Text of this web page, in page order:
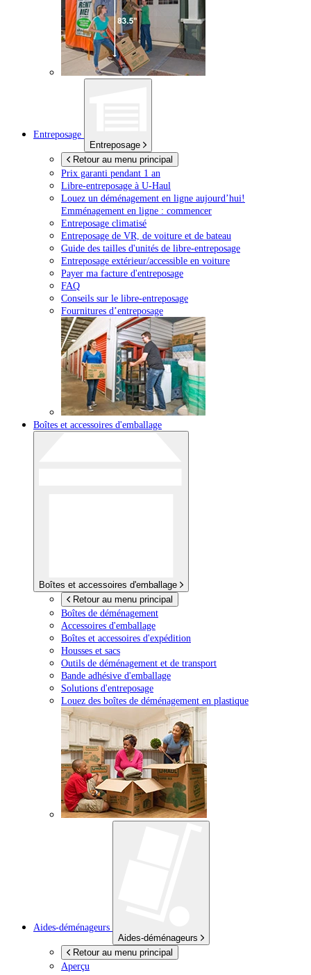
Entreposage
Entreposage
Retour au menu principal
Prix garanti pendant 1 an
Libre-entreposage à U-Haul
Louez un déménagement en ligne aujourd’hui!
Emménagement en ligne : commencer
Entreposage climatisé
Entreposage de VR, de voiture et de bateau
Guide des tailles d'unités de libre-entreposage
Entreposage extérieur/accessible en voiture
Payer ma facture d'entreposage
FAQ
Conseils sur le libre-entreposage
Fournitures d’entreposage
Boîtes et accessoires d'emballage
Boîtes et accessoires d'emballage
Retour au menu principal
Boîtes de déménagement
Accessoires d'emballage
Boîtes et accessoires d'expédition
Housses et sacs
Outils de déménagement et de transport
Bande adhésive d'emballage
Solutions d'entreposage
Louez des boîtes de déménagement en plastique
Aides-déménageurs
Aides-déménageurs
Retour au menu principal
Aperçu